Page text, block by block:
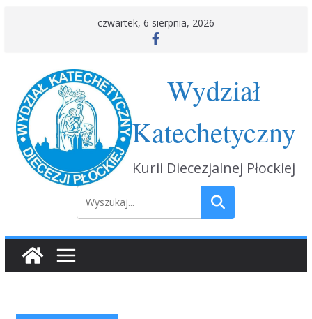
czwartek, 6 sierpnia, 2026
Wydział
Katechetyczny
Kurii Diecezjalnej Płockiej
Szukaj